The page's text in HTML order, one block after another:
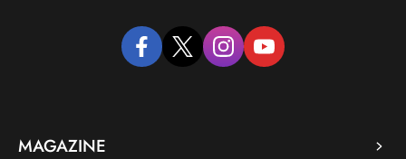
facebooktwitter instagramyoutube
MAGAZINE